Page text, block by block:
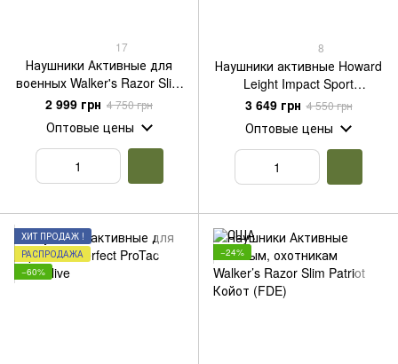
17
Наушники Активные для
военных Walker's Razor Slim
Patriot Olive, США
2 999 грн 4 750 грн
Оптовые цены
8
Наушники активные Howard
Leight Impact Sport
Наушники Импакт Спорт R-
01526 (США)
3 649 грн 4 550 грн
Оптовые цены
ХИТ ПРОДАЖ !
РАСПРОДАЖА
−60%
−24%